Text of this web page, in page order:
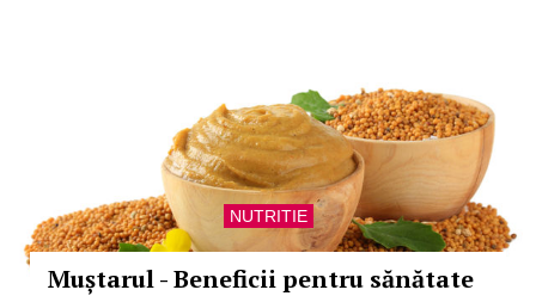
NUTRITIE
Muștarul - Beneficii pentru sănătate